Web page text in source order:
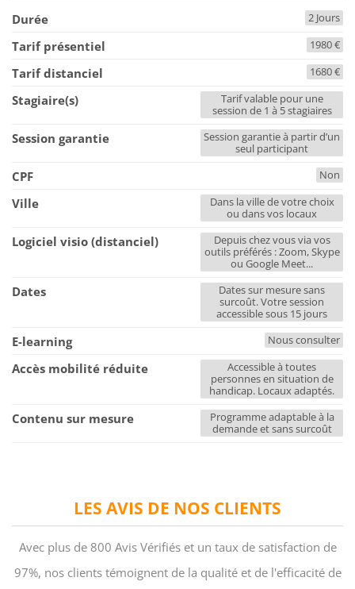
LES AVIS DE NOS CLIENTS
Avec plus de 800 Avis Vérifiés et un taux de satisfaction de
97%, nos clients témoignent de la qualité et de l'efficacité de
Durée 2 Jours
Tarif présentiel 1980 €
Tarif distanciel 1680 €
Stagiaire(s)
Tarif valable pour une
session de 1 à 5 stagiaires
Session garantie
Session garantie à partir d’un
seul participant
CPF Non
Ville
Dans la ville de votre choix
ou dans vos locaux
Logiciel visio (distanciel)
Depuis chez vous via vos
outils préférés : Zoom, Skype
ou Google Meet...
Dates
Dates sur mesure sans
surcoût. Votre session
accessible sous 15 jours
E-learning Nous consulter
Accès mobilité réduite
Accessible à toutes
personnes en situation de
handicap. Locaux adaptés.
Contenu sur mesure
Programme adaptable à la
demande et sans surcoût